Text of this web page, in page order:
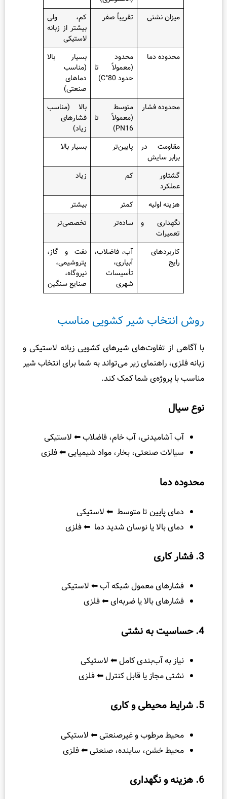
تقریباً صفر
کم، ولی
محدود
بسیار بالا
(مناسب
دماهای
متوسط
بالا (مناسب
فشارهای
پایین‌تر بسیار بالا
بیشتر
ساده‌تر تخصصی‌تر
آب، فاضلاب،
آبیاری،
نفت و گاز،
پتروشیمی،
نیروگاه،
صنایع سنگین
شیر کشویی مناسب
شیرهای کشویی زبانه لاستیکی و
زیر می‌تواند به شما برای انتخاب شیر
شما کمک کند.
آب خام، فاضلاب ⬅ لاستیکی
صنعتی، بخار، مواد شیمیایی ⬅ فلزی
تا متوسط ⬅ لاستیکی
یا نوسان شدید دما ⬅ فلزی
معمول شبکه آب ⬅ لاستیکی
بالا یا ضربه‌ای ⬅ فلزی
آب‌بندی کامل ⬅ لاستیکی
یا قابل کنترل ⬅ فلزی
و غیرصنعتی ⬅ لاستیکی
ساینده، صنعتی ⬅ فلزی